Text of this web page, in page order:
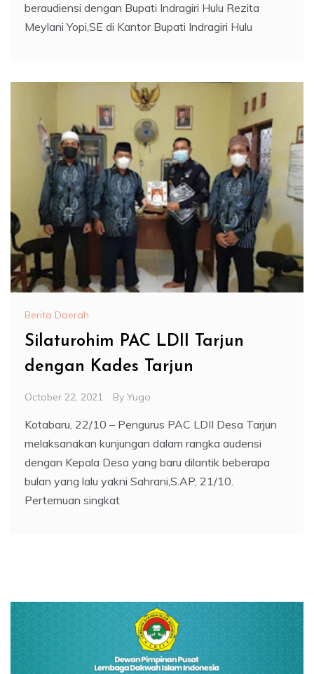
beraudiensi dengan Bupati Indragiri Hulu Rezita
Meylani Yopi,SE di Kantor Bupati Indragiri Hulu
Berita Daerah
Silaturohim PAC LDII Tarjun
dengan Kades Tarjun
October 22, 2021 By Yugo
Kotabaru, 22/10 – Pengurus PAC LDII Desa Tarjun
melaksanakan kunjungan dalam rangka audensi
dengan Kepala Desa yang baru dilantik beberapa
bulan yang lalu yakni Sahrani,S.AP, 21/10.
Pertemuan singkat